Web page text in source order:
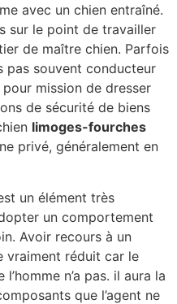
avec un chien entraîné.
sur le point de travailler
de maître chien. Parfois
pas souvent conducteur
mission de dresser
de sécurité de biens
limoges-fourches
privé, généralement en
un élément très
un comportement
Avoir recours à un
vraiment réduit car le
n’a pas. il aura la
que l’agent ne